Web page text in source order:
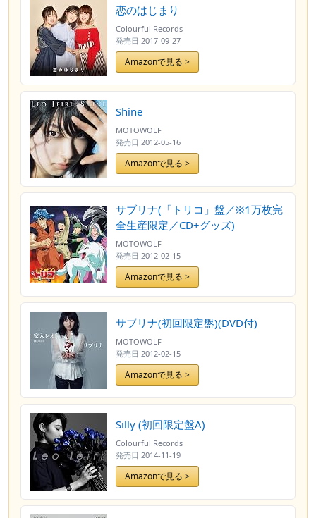
恋のはじまり
Colourful Records
発売日 2017-09-27
Amazonで見る >
Shine
MOTOWOLF
発売日 2012-05-16
Amazonで見る >
サブリナ(「トリコ」盤／※1万枚完
全生産限定／CD+グッズ)
MOTOWOLF
発売日 2012-02-15
Amazonで見る >
サブリナ(初回限定盤)(DVD付)
MOTOWOLF
発売日 2012-02-15
Amazonで見る >
Silly (初回限定盤A)
Colourful Records
発売日 2014-11-19
Amazonで見る >